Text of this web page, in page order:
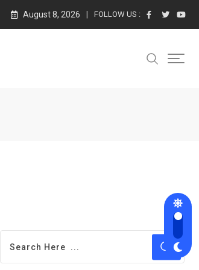
August 8, 2026 FOLLOW US :